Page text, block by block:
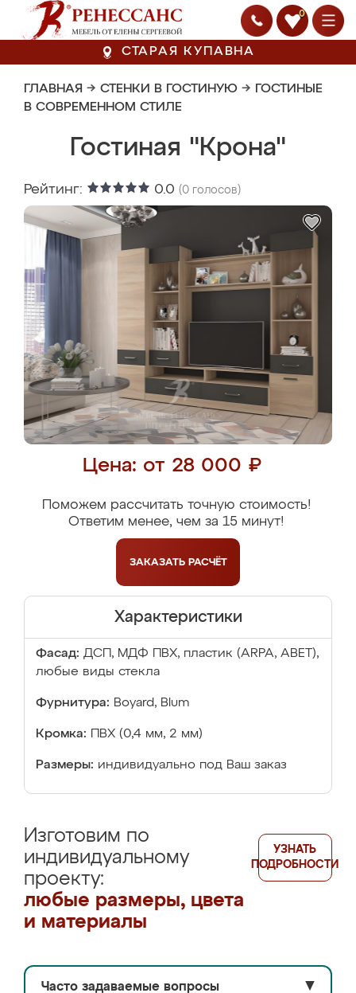
0
СТАРАЯ КУПАВНА
ГЛАВНАЯ → СТЕНКИ В ГОСТИНУЮ → ГОСТИНЫЕ
В СОВРЕМЕННОМ СТИЛЕ
Гостиная "Крона"
Рейтинг: 0.0 (0 голосов)
Цена: от 28 000 ₽
Поможем рассчитать точную стоимость!
Ответим менее, чем за 15 минут!
ЗАКАЗАТЬ РАСЧЁТ
Характеристики
Фасад: ДСП, МДФ ПВХ, пластик (ARPA, ABET),
любые виды стекла
Фурнитура: Boyard, Blum
Кромка: ПВХ (0,4 мм, 2 мм)
Размеры: индивидуально под Ваш заказ
Изготовим по
индивидуальному
проекту:
любые размеры, цвета
и материалы
УЗНАТЬ
ПОДРОБНОСТИ
Часто задаваемые вопросы ▼